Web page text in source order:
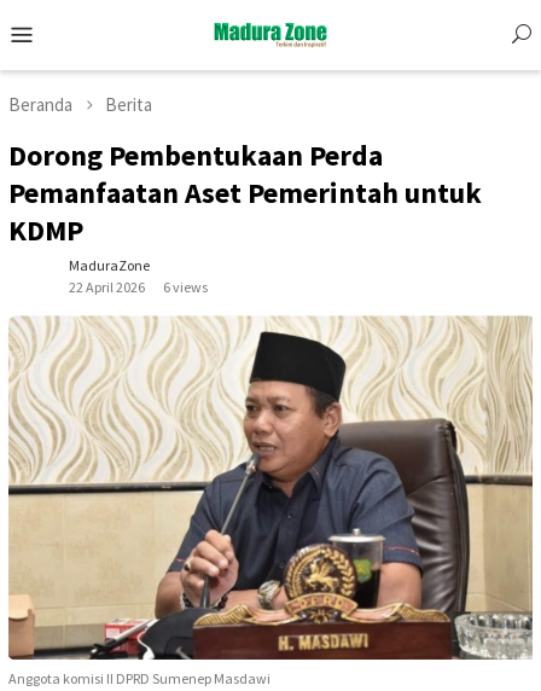
to
Menu
Beranda Berita
Dorong Pembentukaan Perda
Pemanfaatan Aset Pemerintah untuk
KDMP
MaduraZone
22 April 2026
6 views
Anggota komisi II DPRD Sumenep Masdawi